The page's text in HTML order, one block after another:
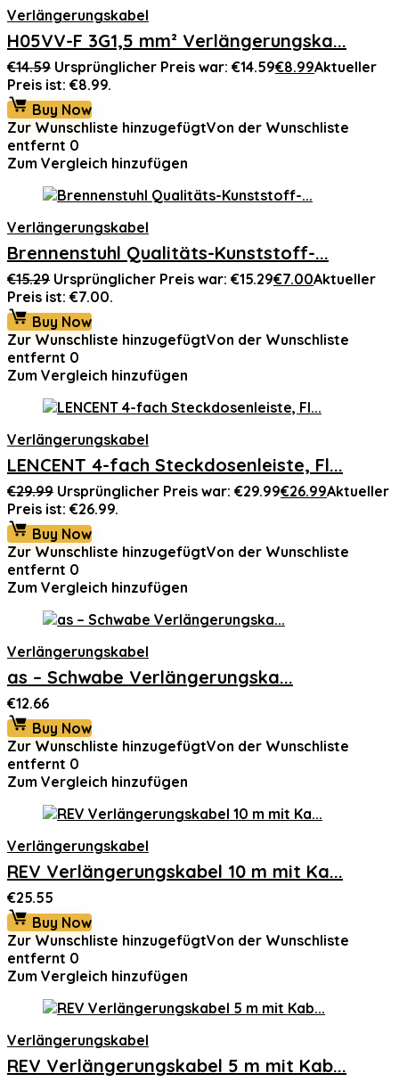
Verlängerungskabel
H05VV-F 3G1,5 mm² Verlängerungska...
€14.59 Ursprünglicher Preis war: €14.59€8.99Aktueller
Preis ist: €8.99.
Buy Now
Zur Wunschliste hinzugefügtVon der Wunschliste
entfernt 0
Zum Vergleich hinzufügen
Verlängerungskabel
Brennenstuhl Qualitäts-Kunststoff-...
€15.29 Ursprünglicher Preis war: €15.29€7.00Aktueller
Preis ist: €7.00.
Buy Now
Zur Wunschliste hinzugefügtVon der Wunschliste
entfernt 0
Zum Vergleich hinzufügen
Verlängerungskabel
LENCENT 4-fach Steckdosenleiste, Fl...
€29.99 Ursprünglicher Preis war: €29.99€26.99Aktueller
Preis ist: €26.99.
Buy Now
Zur Wunschliste hinzugefügtVon der Wunschliste
entfernt 0
Zum Vergleich hinzufügen
Verlängerungskabel
as – Schwabe Verlängerungska...
€12.66
Buy Now
Zur Wunschliste hinzugefügtVon der Wunschliste
entfernt 0
Zum Vergleich hinzufügen
Verlängerungskabel
REV Verlängerungskabel 10 m mit Ka...
€25.55
Buy Now
Zur Wunschliste hinzugefügtVon der Wunschliste
entfernt 0
Zum Vergleich hinzufügen
Verlängerungskabel
REV Verlängerungskabel 5 m mit Kab...